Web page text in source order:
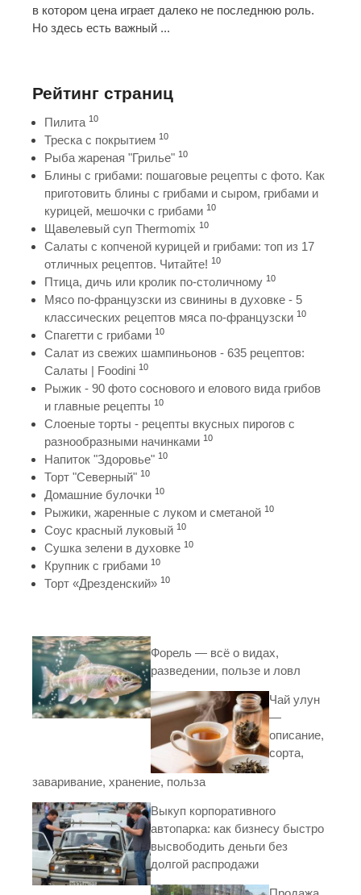
в котором цена играет далеко не последнюю роль.
Но здесь есть важный ...
Рейтинг страниц
Пилита 10
Треска с покрытием 10
Рыба жареная "Грилье" 10
Блины с грибами: пошаговые рецепты с фото. Как
приготовить блины с грибами и сыром, грибами и
курицей, мешочки с грибами 10
Щавелевый суп Thermomix 10
Салаты с копченой курицей и грибами: топ из 17
отличных рецептов. Читайте! 10
Птица, дичь или кролик по-столичному 10
Мясо по-французски из свинины в духовке - 5
классических рецептов мяса по-французски 10
Спагетти с грибами 10
Салат из свежих шампиньонов - 635 рецептов:
Салаты | Foodini 10
Рыжик - 90 фото соснового и елового вида грибов
и главные рецепты 10
Слоеные торты - рецепты вкусных пирогов с
разнообразными начинками 10
Напиток "Здоровье" 10
Торт "Северный" 10
Домашние булочки 10
Рыжики, жаренные с луком и сметаной 10
Соус красный луковый 10
Сушка зелени в духовке 10
Крупник с грибами 10
Торт «Дрезденский» 10
Форель — всё о видах,
разведении, пользе и ловл
Чай улун
—
описание,
сорта,
заваривание, хранение, польза
Выкуп корпоративного
автопарка: как бизнесу быстро
высвободить деньги без
долгой распродажи